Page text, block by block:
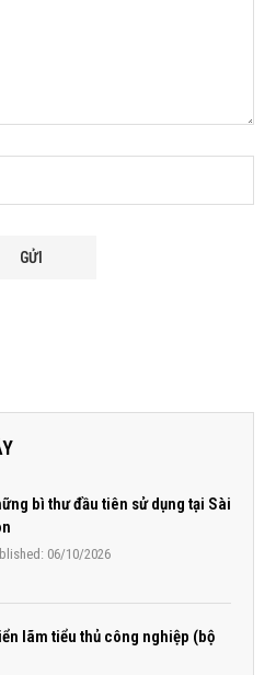
bì thư đầu tiên sử dụng tại Sài
06/10/2026
lãm tiểu thủ công nghiệp (bộ